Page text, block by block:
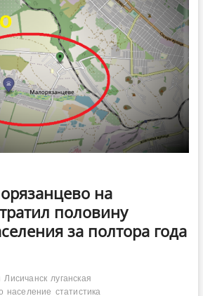
на
половину
за полтора года
Лисичанск луганская
население статистика